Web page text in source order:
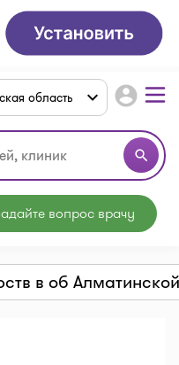
search
область account_circle
вопрос врачу
в об